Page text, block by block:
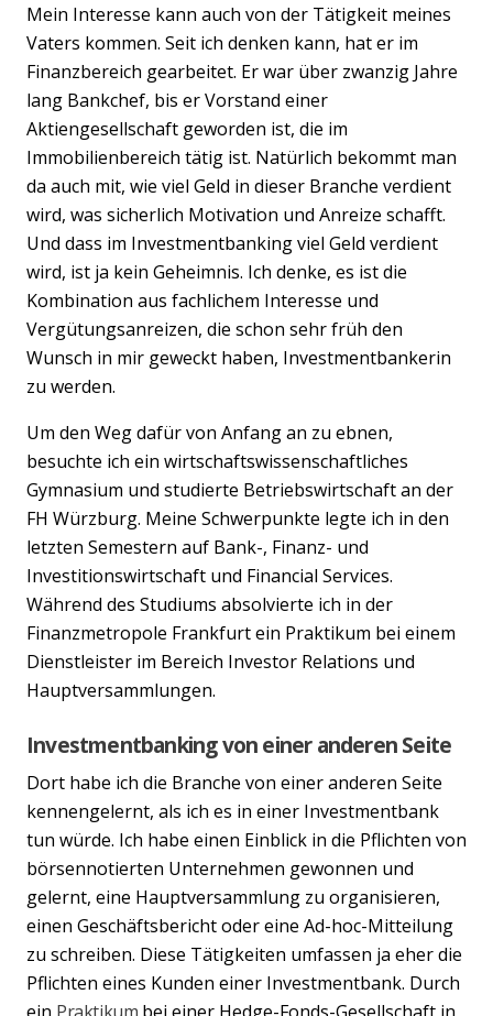
Mein Interesse kann auch von der Tätigkeit meines
Vaters kommen. Seit ich denken kann, hat er im
Finanzbereich gearbeitet. Er war über zwanzig Jahre
lang Bankchef, bis er Vorstand einer
Aktiengesellschaft geworden ist, die im
Immobilienbereich tätig ist. Natürlich bekommt man
da auch mit, wie viel Geld in dieser Branche verdient
wird, was sicherlich Motivation und Anreize schafft.
Und dass im Investmentbanking viel Geld verdient
wird, ist ja kein Geheimnis. Ich denke, es ist die
Kombination aus fachlichem Interesse und
Vergütungsanreizen, die schon sehr früh den
Wunsch in mir geweckt haben, Investmentbankerin
zu werden.
Um den Weg dafür von Anfang an zu ebnen,
besuchte ich ein wirtschaftswissenschaftliches
Gymnasium und studierte Betriebswirtschaft an der
FH Würzburg. Meine Schwerpunkte legte ich in den
letzten Semestern auf Bank-, Finanz- und
Investitionswirtschaft und Financial Services.
Während des Studiums absolvierte ich in der
Finanzmetropole Frankfurt ein Praktikum bei einem
Dienstleister im Bereich Investor Relations und
Hauptversammlungen.
Investmentbanking von einer anderen Seite
Dort habe ich die Branche von einer anderen Seite
kennengelernt, als ich es in einer Investmentbank
tun würde. Ich habe einen Einblick in die Pflichten von
börsennotierten Unternehmen gewonnen und
gelernt, eine Hauptversammlung zu organisieren,
einen Geschäftsbericht oder eine Ad-hoc-Mitteilung
zu schreiben. Diese Tätigkeiten umfassen ja eher die
Pflichten eines Kunden einer Investmentbank. Durch